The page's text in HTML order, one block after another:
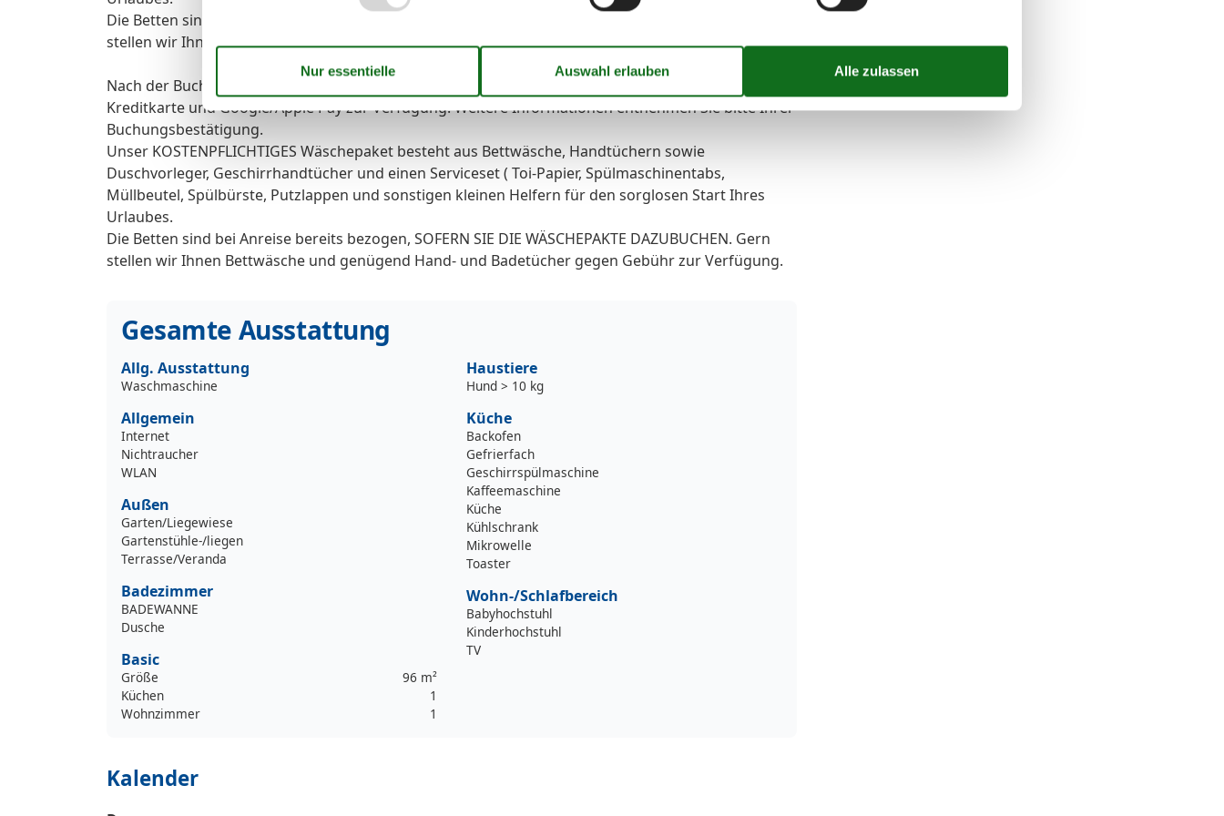
Die Betten sind bei Anreise bereits bezogen, SOFERN SIE DIE WÄSCHEPAKTE DAZUBUCHEN. Gern
stellen wir Ihnen Bettwäsche und genügend Hand- und Badetücher gegen Gebühr zur Verfügung.
Nach der Buchung stehen Ihnen zusätzlich die Zahlungsmöglichkeiten Banküberweisung,
Kreditkarte und Google/Apple Pay zur Verfügung. Weitere Informationen entnehmen Sie bitte Ihrer
Buchungsbestätigung.
Unser KOSTENPFLICHTIGES Wäschepaket besteht aus Bettwäsche, Handtüchern sowie
Duschvorleger, Geschirrhandtücher und einen Serviceset ( Toi-Papier, Spülmaschinentabs,
Müllbeutel, Spülbürste, Putzlappen und sonstigen kleinen Helfern für den sorglosen Start Ihres
Urlaubes.
Die Betten sind bei Anreise bereits bezogen, SOFERN SIE DIE WÄSCHEPAKTE DAZUBUCHEN. Gern
stellen wir Ihnen Bettwäsche und genügend Hand- und Badetücher gegen Gebühr zur Verfügung.
Gesamte Ausstattung
Allg. Ausstattung
Waschmaschine
Allgemein
Internet
Nichtraucher
WLAN
Außen
Garten/Liegewiese
Gartenstühle-/liegen
Terrasse/Veranda
Badezimmer
BADEWANNE
Dusche
Basic
Größe
96 m²
Küchen
1
Wohnzimmer
1
Haustiere
Hund > 10 kg
Küche
Backofen
Gefrierfach
Geschirrspülmaschine
Kaffeemaschine
Küche
Kühlschrank
Mikrowelle
Toaster
Wohn-/Schlafbereich
Babyhochstuhl
Kinderhochstuhl
TV
Kalender